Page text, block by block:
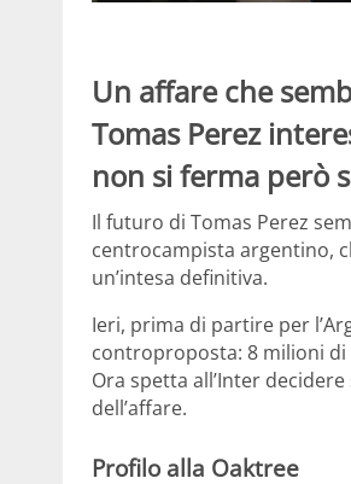
Un affare che
Tomas Perez
non si ferma però
Il futuro di Tomas Perez
centrocampista argentino,
un’intesa definitiva.
Ieri, prima di partire per
controproposta: 8 milioni
Ora spetta all’Inter
dell’affare.
Profilo alla Oaktree